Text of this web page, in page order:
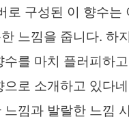
로 구성된 이 향수는
느낌을 줍니다. 하
수를 마치 플러피하
으로 소개하고 있다
느낌과 발랄한 느낌